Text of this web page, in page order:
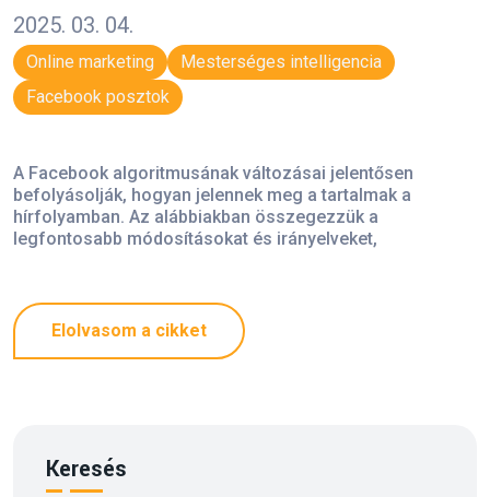
2025. 03. 04.
Online marketing
Mesterséges intelligencia
Facebook posztok
​​​​​​​A Facebook algoritmusának változásai jelentősen
befolyásolják, hogyan jelennek meg a tartalmak a
hírfolyamban. Az alábbiakban összegezzük a
legfontosabb módosításokat és irányelveket,
Elolvasom a cikket
Keresés